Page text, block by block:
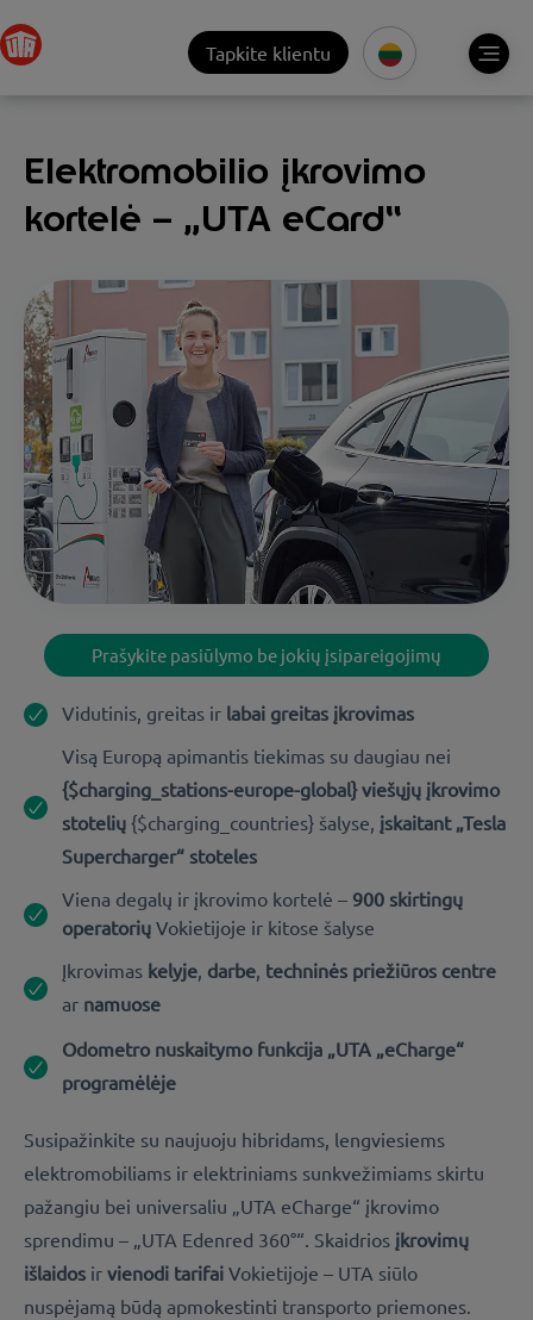
Tapkite klientu
Elektromobilio įkrovimo
kortelė – „UTA eCard“
Prašykite pasiūlymo be jokių įsipareigojimų
Vidutinis, greitas ir labai greitas įkrovimas
Visą Europą apimantis tiekimas su daugiau nei
{$charging_stations-europe-global} viešųjų įkrovimo
stotelių {$charging_countries} šalyse, įskaitant „Tesla
Supercharger“ stoteles
Viena degalų ir įkrovimo kortelė – 900 skirtingų
operatorių Vokietijoje ir kitose šalyse
Įkrovimas kelyje, darbe, techninės priežiūros centre
ar namuose
Odometro nuskaitymo funkcija „UTA „eCharge“
programėlėje
Susipažinkite su naujuoju hibridams, lengviesiems
elektromobiliams ir elektriniams sunkvežimiams skirtu
pažangiu bei universaliu „UTA eCharge“ įkrovimo
sprendimu – „UTA Edenred 360°“. Skaidrios įkrovimų
išlaidos ir vienodi tarifai Vokietijoje – UTA siūlo
nuspėjamą būdą apmokestinti transporto priemones.